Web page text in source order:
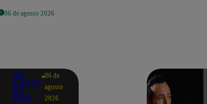
06 de agosto 2026
ME
CAIGO
DE
RISA
06 de
agosto
2026